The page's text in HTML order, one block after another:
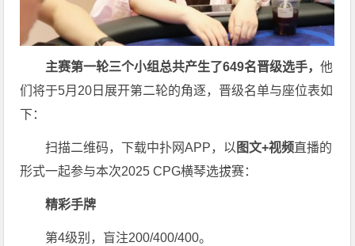
主赛第一轮三个小组总共产生了649名晋级选手，他
们将于5月20日展开第二轮的角逐，晋级名单与座位表如
下：
扫描二维码，下载中扑网APP，以 图文+视频直播的
形式一起参与本次2025 CPG横琴选拔赛：
精彩手牌
第4级别，盲注200/400/400。